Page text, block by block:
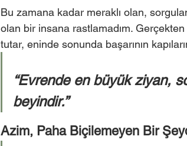
Bu zamana kadar meraklı olan,
olan bir insana rastlamadım.
tutar, eninde sonunda başarının
“Evrende en büyük ziyan,
beyindir.”
Azim, Paha Biçilemeyen Bir